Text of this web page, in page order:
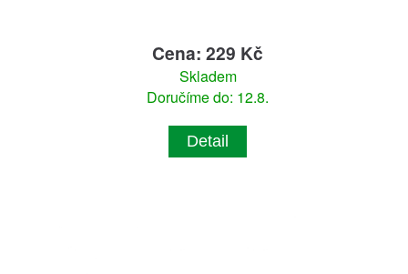
Cena: 229 Kč
Skladem
Doručíme do: 12.8.
Detail